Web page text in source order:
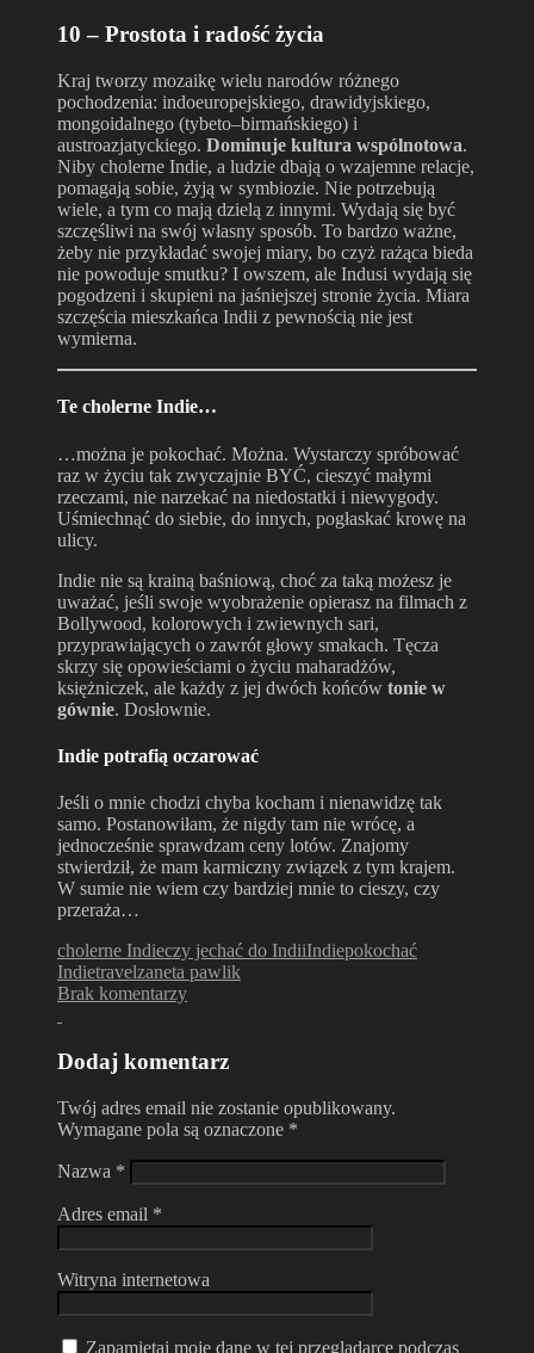
10 – Prostota i radość życia
Kraj tworzy mozaikę wielu narodów różnego
pochodzenia: indoeuropejskiego, drawidyjskiego,
mongoidalnego (tybeto–birmańskiego) i
austroazjatyckiego. Dominuje kultura wspólnotowa.
Niby cholerne Indie, a ludzie dbają o wzajemne relacje,
pomagają sobie, żyją w symbiozie. Nie potrzebują
wiele, a tym co mają dzielą z innymi. Wydają się być
szczęśliwi na swój własny sposób. To bardzo ważne,
żeby nie przykładać swojej miary, bo czyż rażąca bieda
nie powoduje smutku? I owszem, ale Indusi wydają się
pogodzeni i skupieni na jaśniejszej stronie życia. Miara
szczęścia mieszkańca Indii z pewnością nie jest
wymierna.
Te cholerne Indie…
…można je pokochać. Można. Wystarczy spróbować
raz w życiu tak zwyczajnie BYĆ, cieszyć małymi
rzeczami, nie narzekać na niedostatki i niewygody.
Uśmiechnąć do siebie, do innych, pogłaskać krowę na
ulicy.
Indie nie są krainą baśniową, choć za taką możesz je
uważać, jeśli swoje wyobrażenie opierasz na filmach z
Bollywood, kolorowych i zwiewnych sari,
przyprawiających o zawrót głowy smakach. Tęcza
skrzy się opowieściami o życiu maharadżów,
księżniczek, ale każdy z jej dwóch końców tonie w
gównie. Dosłownie.
Indie potrafią oczarować
Jeśli o mnie chodzi chyba kocham i nienawidzę tak
samo. Postanowiłam, że nigdy tam nie wrócę, a
jednocześnie sprawdzam ceny lotów. Znajomy
stwierdził, że mam karmiczny związek z tym krajem.
W sumie nie wiem czy bardziej mnie to cieszy, czy
przeraża…
cholerne Indieczy jechać do IndiiIndiepokochać
Indietravelzaneta pawlik
Brak komentarzy
Dodaj komentarz
Twój adres email nie zostanie opublikowany.
Wymagane pola są oznaczone *
Nazwa *
Adres email *
Witryna internetowa
Zapamiętaj moje dane w tej przeglądarce podczas